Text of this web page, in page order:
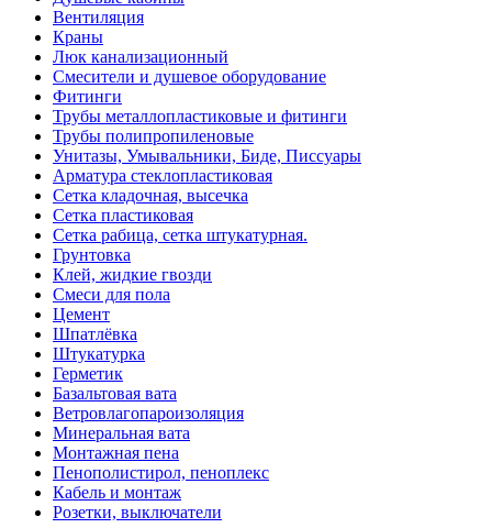
Вентиляция
Краны
Люк канализационный
Смесители и душевое оборудование
Фитинги
Трубы металлопластиковые и фитинги
Трубы полипропиленовые
Унитазы, Умывальники, Биде, Писсуары
Арматура стеклопластиковая
Сетка кладочная, высечка
Сетка пластиковая
Сетка рабица, сетка штукатурная.
Грунтовка
Клей, жидкие гвозди
Смеси для пола
Цемент
Шпатлёвка
Штукатурка
Герметик
Базальтовая вата
Ветровлагопароизоляция
Минеральная вата
Монтажная пена
Пенополистирол, пеноплекс
Кабель и монтаж
Розетки, выключатели